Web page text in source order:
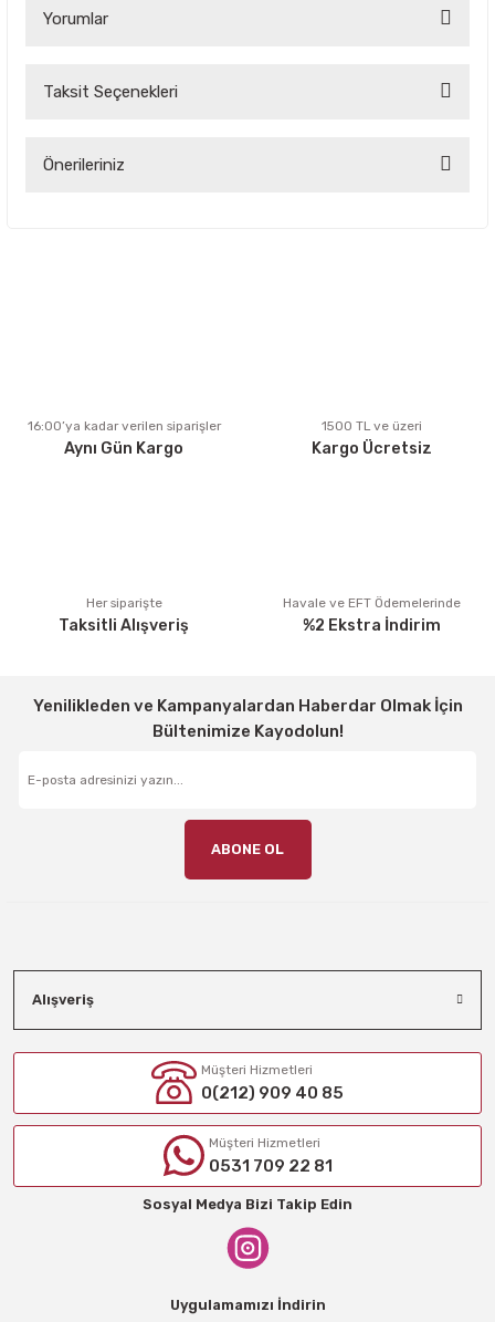
Yorumlar
Bu ürüne ilk yorumu siz yapın!
Taksit Seçenekleri
Önerileriniz
Ürün fiyatı diğer sitelerden daha pahalı.
Bu ürüne benzer farklı alternatifler olmalı.
16:00’ya kadar verilen siparişler
Aynı Gün Kargo
1500 TL ve üzeri
Kargo Ücretsiz
Her siparişte
Taksitli Alışveriş
Havale ve EFT Ödemelerinde
%2 Ekstra İndirim
Yenilikleden ve Kampanyalardan Haberdar Olmak İçin
Bültenimize Kayodolun!
ABONE OL
Alışveriş
Müşteri Hizmetleri
0(212) 909 40 85
Müşteri Hizmetleri
0531 709 22 81
Sosyal Medya Bizi Takip Edin
Uygulamamızı İndirin